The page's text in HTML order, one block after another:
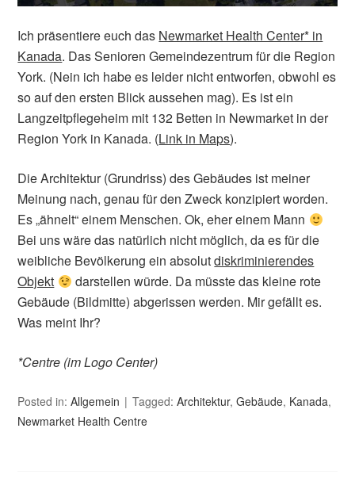
Ich präsentiere euch das Newmarket Health Center* in
Kanada. Das Senioren Gemeindezentrum für die Region
York. (Nein ich habe es leider nicht entworfen, obwohl es
so auf den ersten Blick aussehen mag). Es ist ein
Langzeitpflegeheim mit 132 Betten in Newmarket in der
Region York in Kanada. (Link in Maps).
Die Architektur (Grundriss) des Gebäudes ist meiner
Meinung nach, genau für den Zweck konzipiert worden.
Es „ähnelt“ einem Menschen. Ok, eher einem Mann
Bei uns wäre das natürlich nicht möglich, da es für die
weibliche Bevölkerung ein absolutdiskriminierendes
Objekt
darstellen würde. Da müsste das kleine rote
Gebäude (Bildmitte) abgerissen werden. Mir gefällt es.
Was meint Ihr?
*Centre (im Logo Center)
Posted in:Allgemein Tagged:Architektur,Gebäude, Kanada,
Newmarket Health Centre